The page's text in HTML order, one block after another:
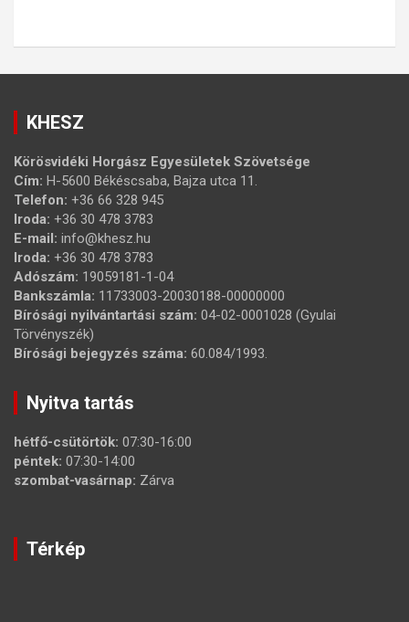
KHESZ
Körösvidéki Horgász Egyesületek Szövetsége
Cím: H-5600 Békéscsaba, Bajza utca 11.
Telefon: +36 66 328 945
Iroda: +36 30 478 3783
E-mail: info@khesz.hu
Iroda: +36 30 478 3783
Adószám: 19059181-1-04
Bankszámla: 11733003-20030188-00000000
Bírósági nyilvántartási szám: 04-02-0001028 (Gyulai
Törvényszék)
Bírósági bejegyzés száma: 60.084/1993.
Nyitva tartás
hétfő-csütörtök: 07:30-16:00
péntek: 07:30-14:00
szombat-vasárnap: Zárva
Térkép